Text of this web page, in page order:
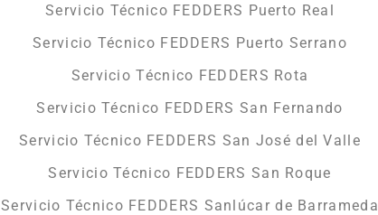
Servicio Técnico FEDDERS Puerto Real
Servicio Técnico FEDDERS Puerto Serrano
Servicio Técnico FEDDERS Rota
Servicio Técnico FEDDERS San Fernando
Servicio Técnico FEDDERS San José del Valle
Servicio Técnico FEDDERS San Roque
Servicio Técnico FEDDERS Sanlúcar de Barrameda